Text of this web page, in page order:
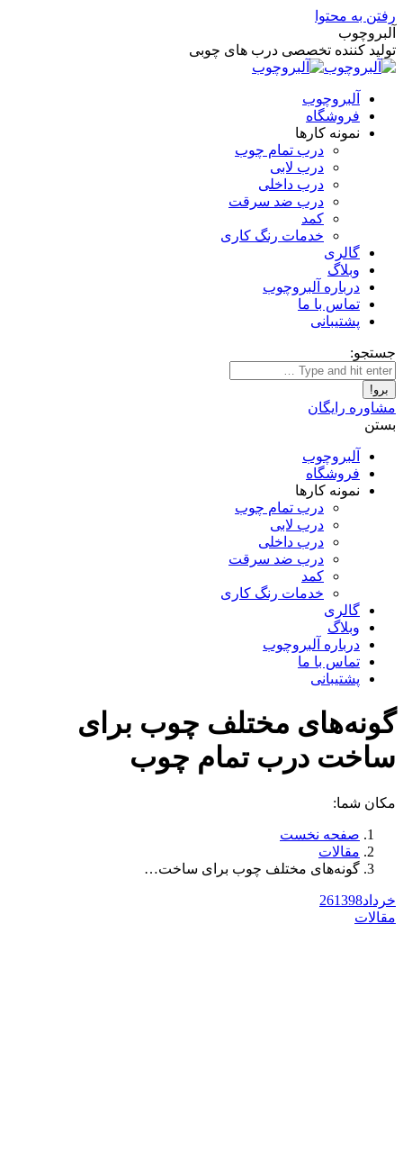
رفتن به محتوا
آلبروچوب
تولید کننده تخصصی درب های چوبی
آلبروچوب
فروشگاه
نمونه کارها
درب تمام چوب
درب لابی
درب داخلی
درب ضد سرقت
کمد
خدمات رنگ کاری
گالری
وبلاگ
درباره آلبروچوب
تماس با ما
پشتیبانی
جستجو:
مشاوره رایگان
بستن
آلبروچوب
فروشگاه
نمونه کارها
درب تمام چوب
درب لابی
درب داخلی
درب ضد سرقت
کمد
خدمات رنگ کاری
گالری
وبلاگ
درباره آلبروچوب
تماس با ما
پشتیبانی
گونه‌های مختلف چوب برای
ساخت درب تمام چوب
مکان شما:
صفحه نخست
مقالات
گونه‌های مختلف چوب برای ساخت…
خرداد 261398
مقالات